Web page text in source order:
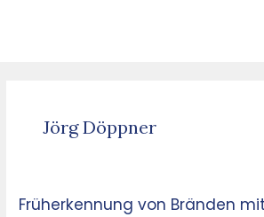
Jörg Döppner
Früherkennung von Bränden
Früherkennung